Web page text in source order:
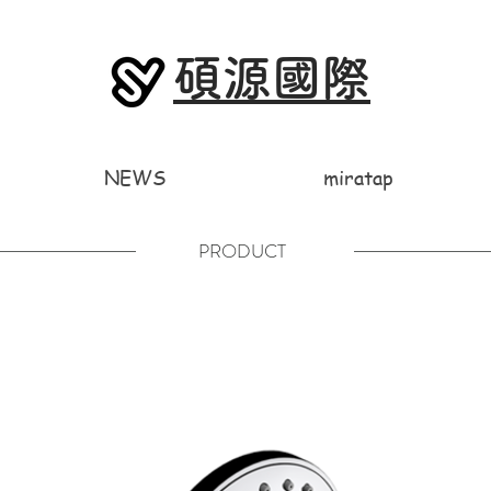
碩源國際
NEWS miratap
PRODUCT